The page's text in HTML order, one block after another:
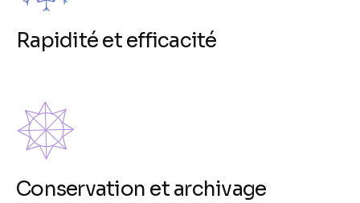
Rapidité et efficacité
Conservation et archivage